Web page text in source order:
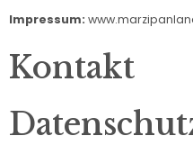
Impressum:
Kontakt